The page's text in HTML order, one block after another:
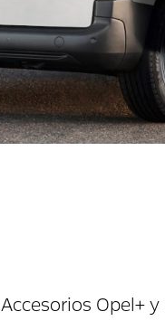
Accesorios Opel+ y